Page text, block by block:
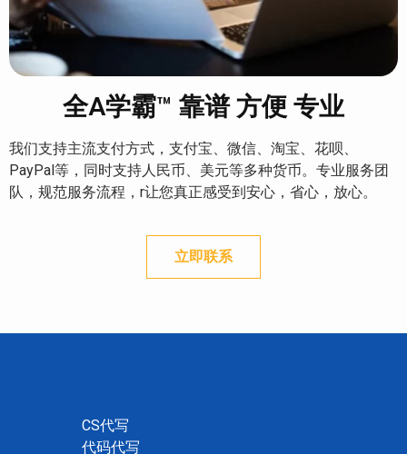
全A学霸™ 靠谱 方便 专业
我们支持主流支付方式，支付宝、微信、淘宝、花呗、
PayPal等，同时支持人民币、美元等多种货币。专业服务团
队，规范服务流程，r让您真正感受到安心，省心，放心。
立即联系
CS代写
代码代写